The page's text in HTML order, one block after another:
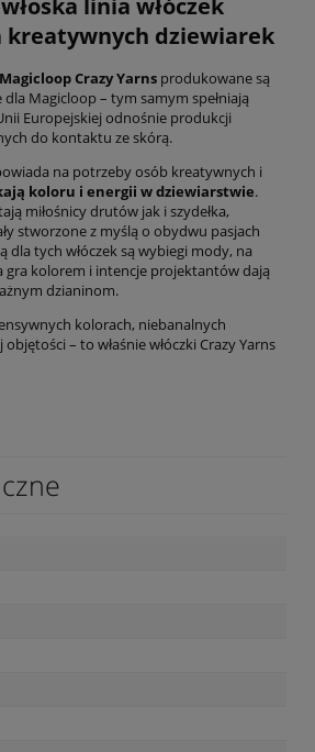
linia włóczek
kreatywnych dziewiarek
Magicloop CrazyYarns produkowane są
dla Magicloop – tym samym spełniają
Europejskiej odnośnie produkcji
do kontaktu ze skórą.
na potrzeby osób kreatywnych i
koloru i energii w dziewiarstwie.
miłośnicy drutów jak i szydełka,
stworzone z myślą o obydwu pasjach
dla tych włóczek są wybiegi mody, na
gra kolorem i intencje projektantów dają
dzianinom.
kolorach, niebanalnych
– to właśnie włóczki Crazy Yarns